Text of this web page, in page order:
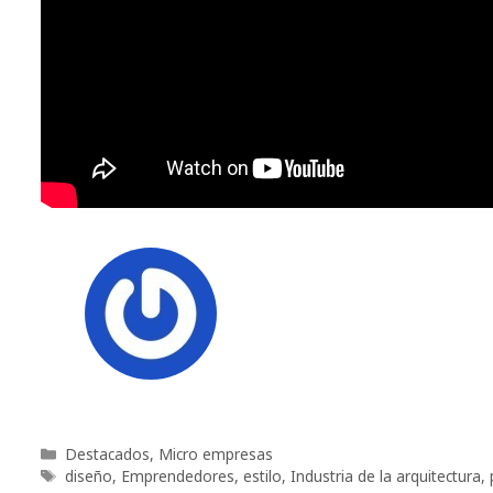
Categorías
Destacados, Micro empresas
Etiquetas
diseño, Emprendedores, estilo, Industria de la arquitectura,